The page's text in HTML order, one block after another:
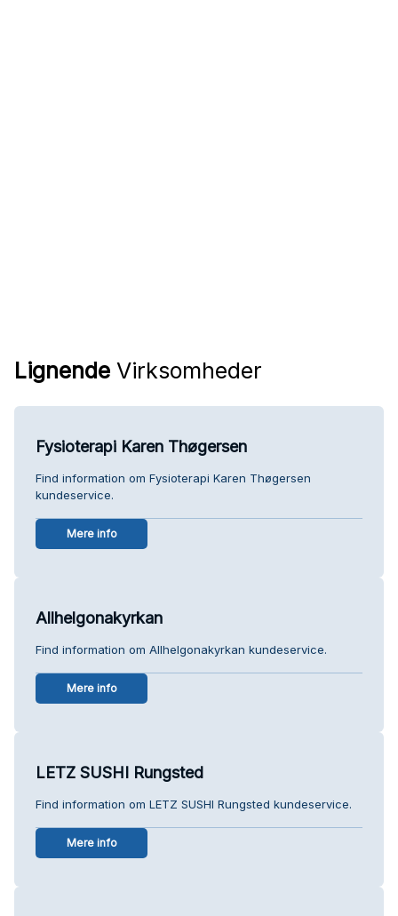
Lignende Virksomheder
Fysioterapi Karen Thøgersen
Find information om Fysioterapi Karen Thøgersen
kundeservice.
Mere info
Allhelgonakyrkan
Find information om Allhelgonakyrkan kundeservice.
Mere info
LETZ SUSHI Rungsted
Find information om LETZ SUSHI Rungsted kundeservice.
Mere info